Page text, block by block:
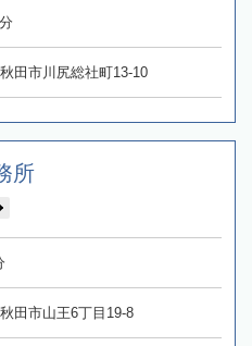
田市川尻総社町13-10
所
田市山王6丁目19-8